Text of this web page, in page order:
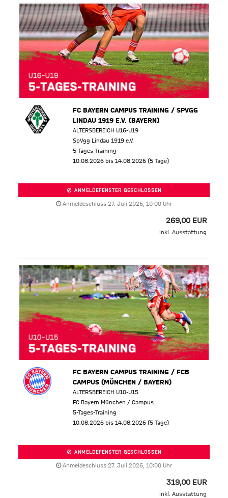
FC BAYERN CAMPUS TRAINING / SPVGG
LINDAU 1919 E.V. (BAYERN)
ALTERSBEREICH U16-U19
SpVgg Lindau 1919 e.V.
5-Tages-Training
10.08.2026 bis 14.08.2026 (5 Tage)
ANMELDEFENSTER GESCHLOSSEN
Anmeldeschluss 27. Juli 2026, 10:00 Uhr
269,00 EUR
inkl. Ausstattung
FC BAYERN CAMPUS TRAINING / FCB
CAMPUS (MÜNCHEN / BAYERN)
ALTERSBEREICH U10-U15
FC Bayern München / Campus
5-Tages-Training
10.08.2026 bis 14.08.2026 (5 Tage)
ANMELDEFENSTER GESCHLOSSEN
Anmeldeschluss 27. Juli 2026, 10:00 Uhr
319,00 EUR
inkl. Ausstattung